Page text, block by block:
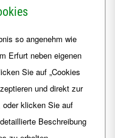
so angenehm wie
Erfurt neben eigenen
Sie auf „Cookies
und direkt zur
oder klicken Sie auf
Beschreibung